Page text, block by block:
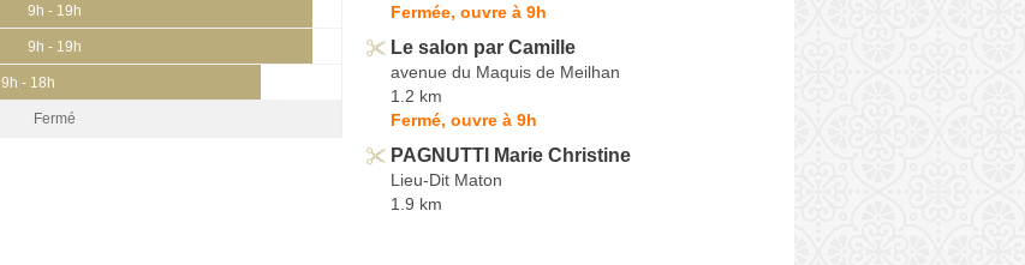
9h - 19h
9h - 19h
9h - 18h
Fermé
Fermée, ouvre à 9h
Le salon par Camille
avenue du Maquis de Meilhan
1.2 km
Fermé, ouvre à 9h
PAGNUTTI Marie Christine
Lieu-Dit Maton
1.9 km